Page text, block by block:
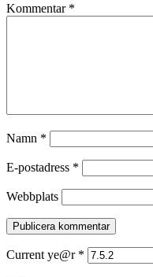
Kommentar *
Namn *
E-postadress *
Webbplats
Current ye@r *